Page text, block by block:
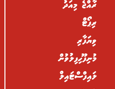
ރާއްޖެ މިއަދު
ރިޕޯޓް
ވިޔަފާރި
މުނިފޫހިފިލުވުން
ލައިފްސްޓައިލް